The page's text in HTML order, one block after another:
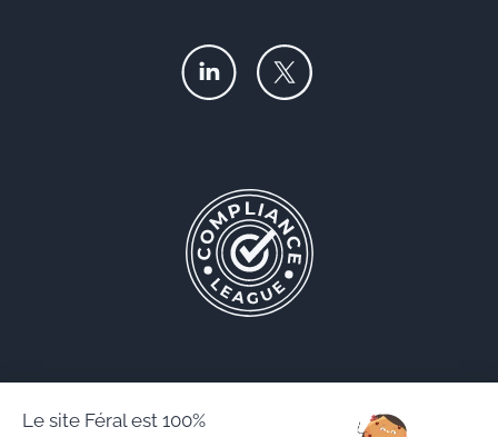
Le site Féral est 100%